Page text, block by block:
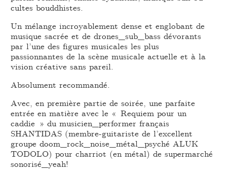
cultes bouddhistes.
Un mélange incroyablement dense et englobant de
musique sacrée et de drones_sub_bass dévorants
par l’une des figures musicales les plus
passionnantes de la scène musicale actuelle et à la
vision créative sans pareil.
Absolument recommandé.
Avec, en première partie de soirée, une parfaite
entrée en matière avec le « Requiem pour un
caddie » du musicien_performer français
SHANTIDAS (membre-guitariste de l’excellent
groupe doom_rock_noise_métal_psyché ALUK
TODOLO) pour charriot (en métal) de supermarché
sonorisé_yeah!